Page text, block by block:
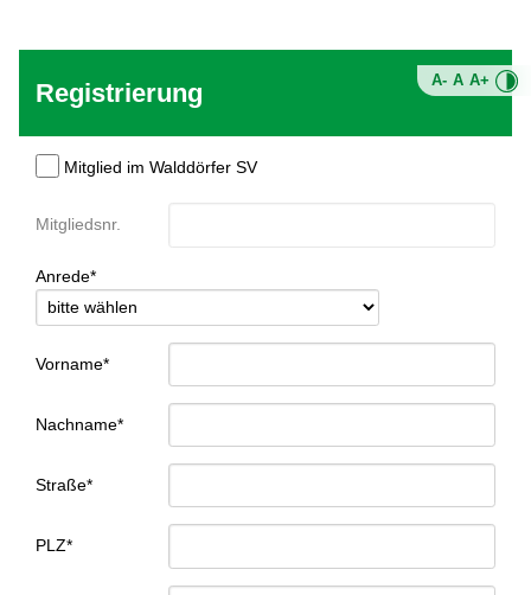
A- A A+
Registrierung
Mitglied im Walddörfer SV
Mitgliedsnr.
Anrede*
Vorname*
Nachname*
Straße*
PLZ*